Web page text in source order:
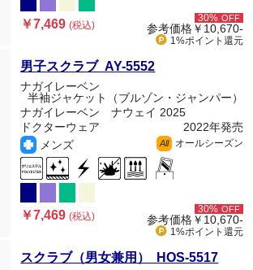
￥7,469(税込)
30% OFF
参考価格￥10,670-
1%ポイント 還元
男子スクラブ AY-5552
ナガイレーベン
半袖ジャケット（ブルゾン・ジャンパー）
ナガイレーベン ナウェイ 2025
ドクターウェア
2022年発売
メンズ
All オールシーズン
￥7,469(税込)
30% OFF
参考価格￥10,670-
1%ポイント 還元
スクラブ（男女兼用） HOS-5517